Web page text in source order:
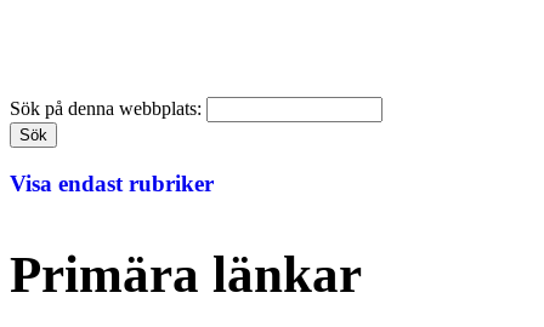
Sök på denna webbplats:
Visa endast rubriker
Primära länkar